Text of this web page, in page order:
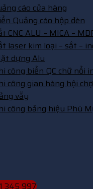
cáo cửa hàng
Quảng cáo hộp đèn
CNC ALU – MICA –
laser kim loại – sắt –
dựng Alu
công biển QC chữ nổi
công gian hàng hội chợ
vẫy
công bảng hiệu Phú
345 997